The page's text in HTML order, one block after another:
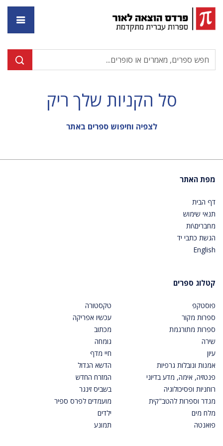
סל הקניות שלך ריק
לצפיה וחיפוש ספרים באתר
מפת האתר
דף הבית
תנאי שימוש
מחברים\ות
הגשת כתבי יד
English
קטלוג ספרים
פוסטקפ
ספרות מקור
ספרות מתורגמת
שירה
עיון
אמנות ונובלות גרפיות
פנטזיה, אימה, מדע בדיוני
רוחניות ופסיכולוגיה
מגדר וספרות להטב"קית
מלח מים
פואנטה
טקסטורה
עכשיו אפריקה
מכתוב
גומחה
חיי מדף
הדשא הגדול
המזרח החדש
בשביס זינגר
מועמדים לפרס ספיר
ילדים
תמונע